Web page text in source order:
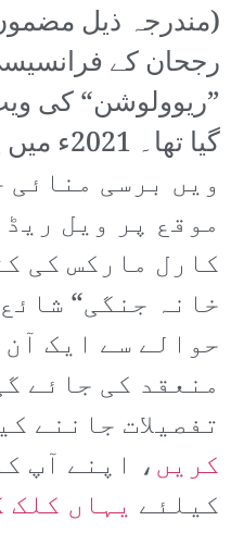
(مندرجہ ذیل
رجحان کے
”ریوولوشن“ کی
ویں برسی
موقع پر ویل
کارل مارکس کی
خانہ جنگی“
حوالے سے ایک
منعقد کی جائے
تفصیلات جاننے
کریں، اپنے آپ
کیلئے یہاں کلک